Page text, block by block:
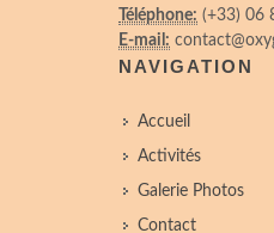
Téléphone: (+33) 06
E-mail:
NAVIGATION
Accueil
Activités
Galerie Photos
Contact